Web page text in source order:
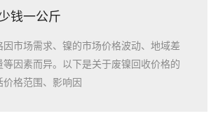
钱一公斤
因市场需求、镍的市场价格波动、地域差
等因素而异。以下是关于废镍回收价格的
格范围、影响因